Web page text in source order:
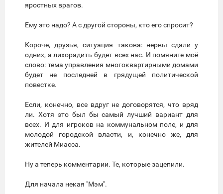
яростных врагов.
Ему это надо? А с другой стороны, кто его спросит?
Короче, друзья, ситуация такова: нервы сдали у
одних, а лихорадить будет всех нас. И помяните моё
слово: тема управления многоквартирными домами
будет не последней в грядущей политической
повестке.
Если, конечно, все вдруг не договорятся, что вряд
ли. Хотя это был бы самый лучший вариант для
всех. И для игроков на коммунальном поле, и для
молодой городской власти, и, конечно же, для
жителей Миасса.
Ну а теперь комментарии. Те, которые зацепили.
Для начала некая "Мэм".